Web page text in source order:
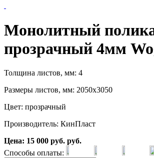
Монолитный
прозрачный 4мм
Толщина листов, мм: 4
Размеры листов, мм: 2050х3050
Цвет: прозрачный
Производитель: КинПласт
Цена: 15 000 руб. руб.
Способы оплаты: